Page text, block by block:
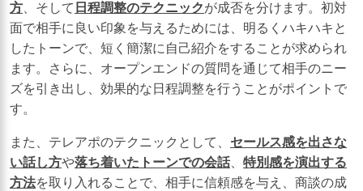
方 、そして 日程調整のテクニックが成否を分けます。初対
面で相手に良い印象を与えるためには、明るくハキハキと
したトーンで、短く簡潔に自己紹介をすることが求められ
ます。さらに、オープンエンドの質問を通じて相手のニー
ズを引き出し、効果的な日程調整を行うことがポイントで
す。
また、テレアポのテクニックとして、 セールス感を出さな
い話し方や落ち着いたトーンでの会話、 特別感を演出する
方法を取り入れることで、相手に信頼感を与え、商談の成